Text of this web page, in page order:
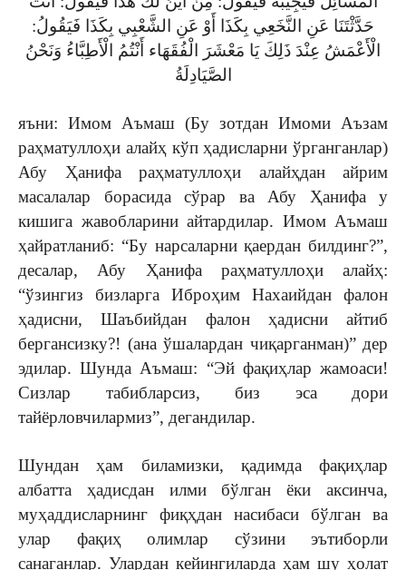
حَدَّثْتَنَا عَنِ النَّخَعِي بِكَذَا أَوْ عَنِ الشَّعْبِي بِكَذَا فَيَقُولُ:
الْأَعْمَشُ عِنْدَ ذَلِكَ يَا مَعْشَرَ الْفُقَهَاء أَنْتُمُ الْأَطِبَّاءُ وَنَحْنُ
الصَّيَادِلَةُ
яъни: Имом Аъмаш (Бу зотдан Имоми Аъзам
раҳматуллоҳи алайҳ кўп ҳадисларни ўрганганлар)
Абу Ҳанифа раҳматуллоҳи алайҳдан айрим
масалалар борасида сўрар ва Абу Ҳанифа у
кишига жавобларини айтардилар. Имом Аъмаш
ҳайратланиб: “Бу нарсаларни қаердан билдинг?”,
десалар, Абу Ҳанифа раҳматуллоҳи алайҳ:
“ўзингиз бизларга Иброҳим Нахаийдан фалон
ҳадисни, Шаъбийдан фалон ҳадисни айтиб
бергансизку?! (ана ўшалардан чиқарганман)” дер
эдилар. Шунда Аъмаш: “Эй фақиҳлар жамоаси!
Сизлар табибларсиз, биз эса дори
тайёрловчилармиз”, дегандилар.
Шундан ҳам биламизки, қадимда фақиҳлар
албатта ҳадисдан илми бўлган ёки аксинча,
муҳаддисларнинг фиқҳдан насибаси бўлган ва
улар фақиҳ олимлар сўзини эътиборли
санаганлар. Улардан кейингиларда ҳам шу ҳолат